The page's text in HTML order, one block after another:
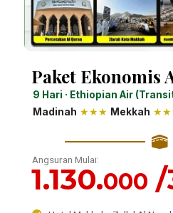
Paket Ekonomis
9 Hari · Ethiopian Air
Madinah ★★★ Mekkah
Angsuran Mulai:
1.130.000 /